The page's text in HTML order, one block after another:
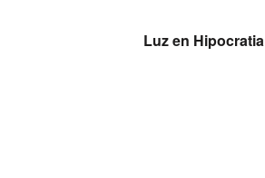
Luz en Hipocratia